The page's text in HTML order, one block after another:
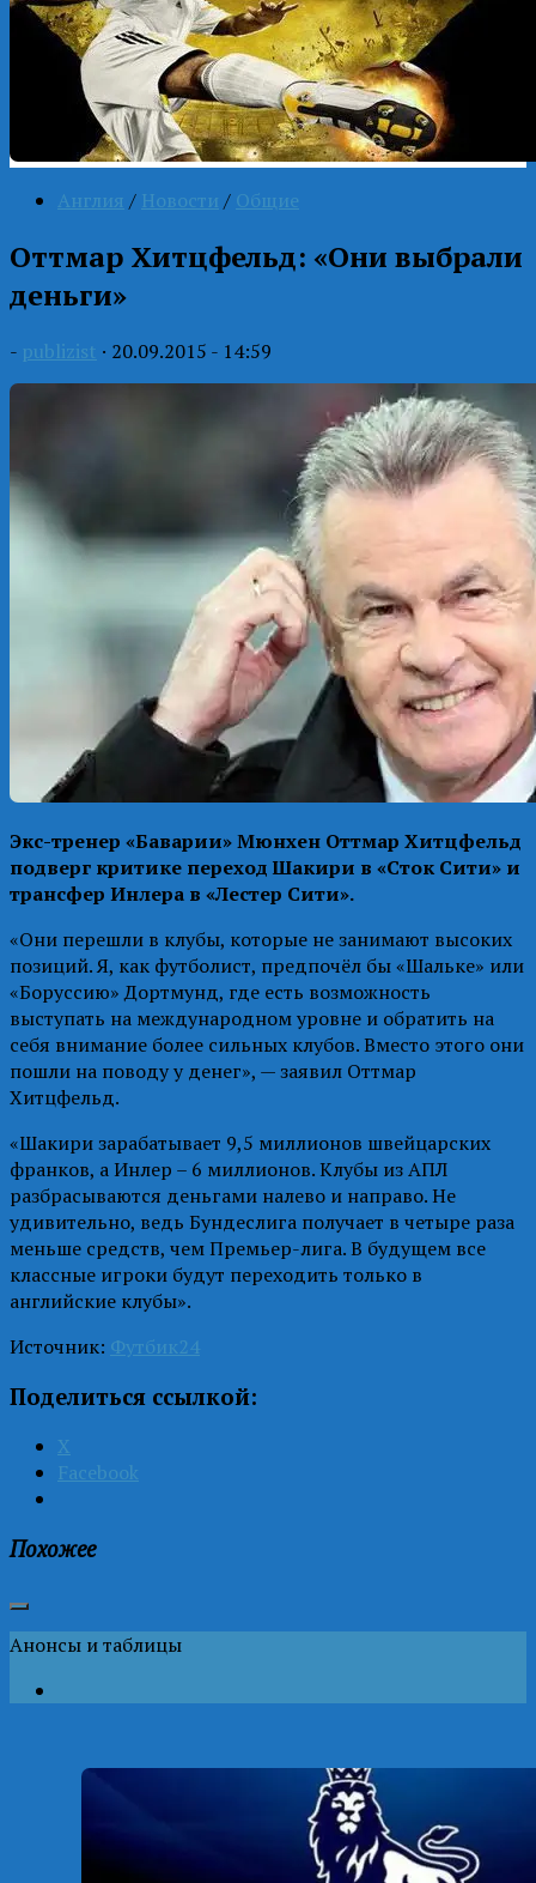
Англия / Новости / Общие
Оттмар Хитцфельд: «Они выбрали
деньги»
- publizist · 20.09.2015 - 14:59
Экс-тренер «Баварии» Мюнхен Оттмар Хитцфельд
подверг критике переход Шакири в «Сток Сити» и
трансфер Инлера в «Лестер Сити».
«Они перешли в клубы, которые не занимают высоких
позиций. Я, как футболист, предпочёл бы «Шальке» или
«Боруссию» Дортмунд, где есть возможность
выступать на международном уровне и обратить на
себя внимание более сильных клубов. Вместо этого они
пошли на поводу у денег», — заявил Оттмар
Хитцфельд.
«Шакири зарабатывает 9,5 миллионов швейцарских
франков, а Инлер – 6 миллионов. Клубы из АПЛ
разбрасываются деньгами налево и направо. Не
удивительно, ведь Бундеслига получает в четыре раза
меньше средств, чем Премьер-лига. В будущем все
классные игроки будут переходить только в
английские клубы».
Источник: Футбик24
Поделиться ссылкой:
X
Facebook
Похожее
Анонсы и таблицы